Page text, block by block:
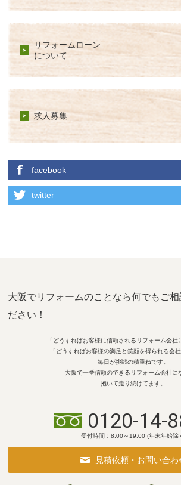
リフォームローン
について
求人募集
facebook
twitter
大阪でリフォームのことなら何でもご相
ださい！
「どうすればお客様に信頼されるリフォーム会社
「どうすればお客様の満足と笑顔を得られる会社
毎日が挑戦の積重ねです。
大阪で一番信頼のできるリフォーム会社に
抱いて走り続けてます。
0120-14-
受付時間：8:00～19:00 (年末年始除
見積依頼・お問い合わ